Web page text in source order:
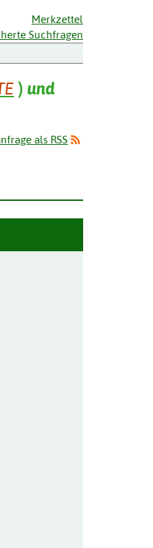
Merkzettel
Suchfragen
) und
als RSS